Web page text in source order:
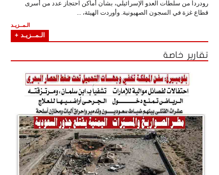
رودرداً من سلطات العدو الإسرائيلي، بشأن أماكن احتجاز عدد من أسرى
قطاع غزة في السجون الصهيونية. وأوردت الهيئة، ...
الـمــزيـد
الـمــزيـد +
تقارير خاصة